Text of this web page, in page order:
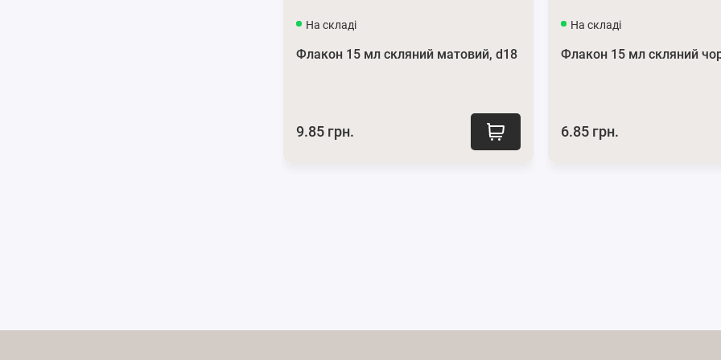
На складі
Флакон 15 мл скляний матовий, d18
9.85 грн.
На складі
Флакон 15 мл скляний
6.85 грн.